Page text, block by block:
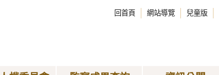
回首頁 網站導覽 兒童版